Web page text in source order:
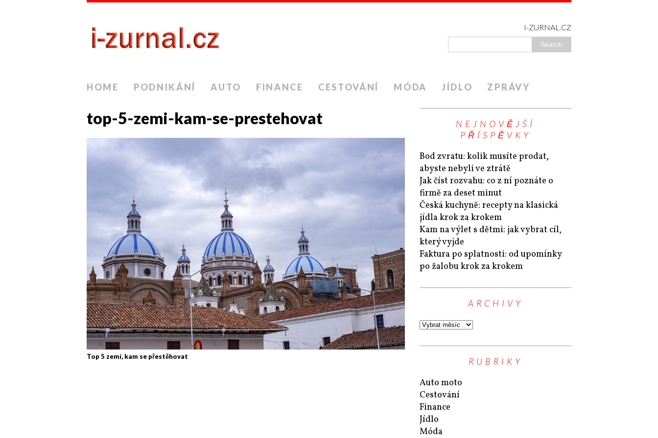
I-ZURNAL.CZ
HOME PODNIKÁNÍ AUTO FINANCE CESTOVÁNÍ MÓDA JÍDLO ZPRÁVY
top-5-zemi-kam-se-prestehovat
Top 5 zemí, kam se přestěhovat
NEJNOVĚJŠÍ
PŘÍSPĚVKY
Bod zvratu: kolik musíte prodat,
abyste nebyli ve ztrátě
Jak číst rozvahu: co z ní poznáte o
firmě za deset minut
Česká kuchyně: recepty na klasická
jídla krok za krokem
Kam na výlet s dětmi: jak vybrat cíl,
který vyjde
Faktura po splatnosti: od upomínky
po žalobu krok za krokem
ARCHIVY
RUBRIKY
Auto moto
Cestování
Finance
Jídlo
Móda